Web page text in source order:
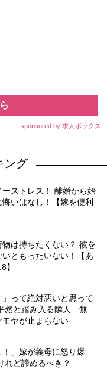
sponsored by 求人ボックス
ング
ストレス！ 離婚から始
いはなし！【嫁を便利
は持ちたくない？ 彼を
ともったいない！【あ
】
」って絶対悪いと思って
然と踏み入る隣人…無
ヤが止まらない
」嫁が義母に怒り爆
れど諦めるべき？